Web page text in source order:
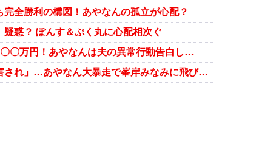
全勝利の構図！あやなんの孤立が心配？
惑？ ぽんす＆ぷく丸に心配相次ぐ
〇万円！あやなんは夫の異常行動告白し…
東海オンエアてつやに「接近を迫害され」…あやなん大暴走で峯岸みなみに飛び火？